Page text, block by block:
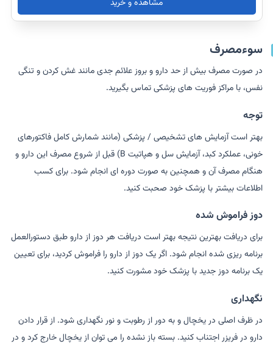
مشاهده و خرید
سوءمصرف
در صورت مصرف بیش از حد دارو و بروز علائم جدی مانند غش کردن و تنگی
نفس، با مراکز فوریت های پزشکی تماس بگیرید.
توجه
بهتر است آزمایش های تشخیصی / پزشکی (مانند شمارش کامل فاکتورهای
خونی، عملکرد کبد، آزمایش سل و هپاتیت B) قبل از شروع مصرف این دارو و
هنگام مصرف آن و همچنین به صورت دوره ای انجام شود. برای کسب
اطلاعات بیشتر با پزشک خود صحبت کنید.
دوز فراموش شده
برای دریافت بهترین نتیجه بهتر است دریافت هر دوز از دارو طبق دستورالعمل
برنامه ریزی شده انجام شود. اگر یک دوز از دارو را فراموش کردید، برای تعیین
یک برنامه دوز جدید با پزشک خود مشورت کنید.
نگهداری
در ظرف اصلی در یخچال و به دور از رطوبت و نور نگهداری شود. از قرار دادن
دارو در فریزر اجتناب کنید. بسته باز نشده را می توان از یخچال خارج کرد و در